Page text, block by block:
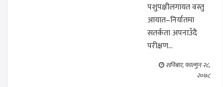
पशुपक्षीलगायत वस्तु
आयात–निर्यातमा
सतर्कता अपनाउँदै
परीक्षण...
शनिबार, फाल्गुन २८,
२०७८